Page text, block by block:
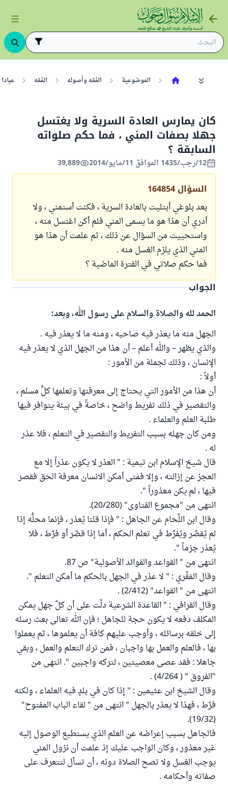
الموضوعية الفقه وأصوله الفقه
كان يمارس العادة السرية ولا يغتسل
جهلا بصفات المني ، فما حكم صلواته
السابقة ؟
12/رجب/1435 الموافق 11/مايو/2014 39,889
السؤال 164854
بعد بلوغي أبتليت بالعادة السرية ، فكنت أستمني ، ولا
أدري أن هذا هو ما يسمى المني فلم أكن اغتسل منه ،
واستحييت من السؤال عن ذلك ، ثم علمت أن هذا هو
المني الذي يلزم الغسل منه .
فما حكم صلاتي في الفترة الماضية ؟
الجواب
الحمد لله والصلاة والسلام على رسول الله، وبعد:
الجهل منه ما يعذر فيه صاحبه ، ومنه ما لا يعذر فيه .
والذي يظهر – والله أعلم – أن هذا من الجهل الذي لا يعذر فيه
الإنسان ، وذلك لجملة من الأمور :
أولاً :
أن هذا من الأمور التي يحتاج إلى معرفتها وتعلمها كلُّ مسلم ،
والتقصير في ذلك تفريط واضح ، خاصةً في بيئة يتوافر فيها
طلبة العلم والعلماء .
ومن كان جهله بسبب التفريط والتقصير في التعلم ، فلا عذر
له .
قال شيخ الإسلام ابن تيمية : " العذر لا يكون عذراً إلا مع
العجز عن إزالته ، وإلا فمتى أمكن الانسان معرفة الحق فقصر
فيها ، لم يكن معذوراً ".
انتهى من "مجموع الفتاوى" (20/280).
وقال ابن اللَّحام عن الجاهل : " فإذا قلنا يُعذر ، فإنما محلُّه إذا
لم يُقصِّر ويُفرِّط في تعلم الحكم ، أما إذا قصَّر أو فرَّط ، فلا
يُعذر جزماً ".
انتهى من " القواعد والفوائد الأصولية" ص 87.
وقال المَقَّري : " لا عذر في الجهل بالحكم ما أمكن التعلم ".
انتهى من " القواعد" (2/412) .
وقال القرافي : " القاعدة الشرعية دلَّت على أن كلَّ جهل يمكن
المكلف دفعه لا يكون حجة للجاهل ؛ فإن الله تعالى بعث رسله
إلى خلقه برسائله ، وأوجب عليهم كافة أن يعلموها ، ثم يعملوا
بها ، فالعلم والعمل بها واجبان ، فمن ترك التعلم والعمل ، وبقي
جاهلا : فقد عصى معصيتين ، لتركه واجبين ". انتهى من
"الفروق " ( 4/264) .
وقال الشيخ ابن عثيمين : " إذا كان في بلدٍ فيه العلماء ، ولكنه
فرَّط ، فهذا لا يعذر بالجهل " انتهى من " لقاء الباب المفتوح"
(19/32).
فالجاهل بسبب إعراضه عن العلم الذي يستطيع الوصول إليه
غير معذور ، وكان الواجب عليك إذ علمت أن نزول المني
يوجب الغسل ولا تصح الصلاة دونه ، أن تسأل لتتعرف على
صفاته وأحكامه .